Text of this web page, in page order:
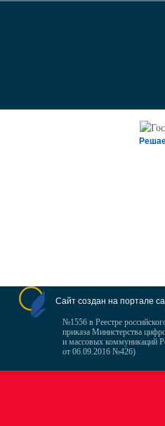
Сайт создан на портале
№1556 в Реестре
приказа Министерства
и массовых коммуникаций
от 06.09.2016 №426)